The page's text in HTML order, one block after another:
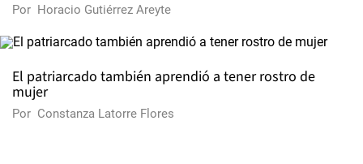
Por Horacio Gutiérrez Areyte
El patriarcado también aprendió a tener rostro de
mujer
Por Constanza Latorre Flores